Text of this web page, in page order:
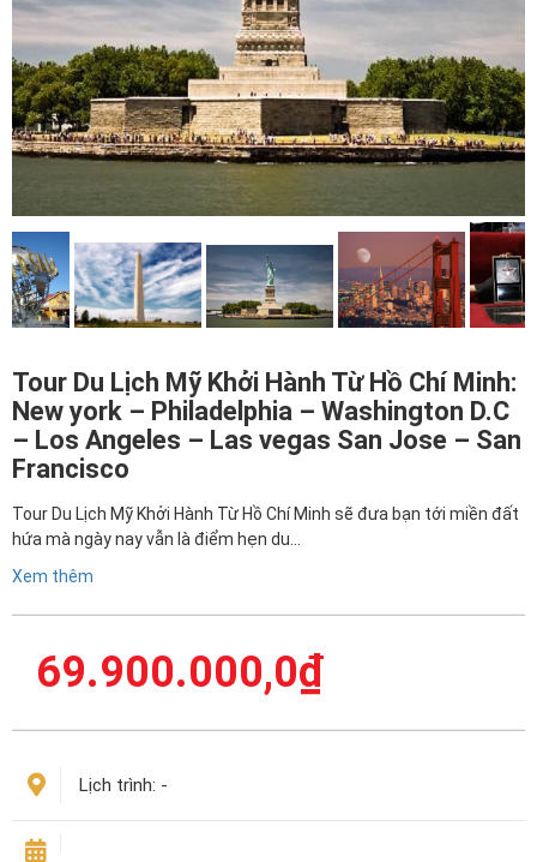
Tour Du Lịch Mỹ Khởi Hành Từ Hồ Chí Minh:
New york – Philadelphia – Washington D.C
– Los Angeles – Las vegas San Jose – San
Francisco
Tour Du Lịch Mỹ Khởi Hành Từ Hồ Chí Minh sẽ đưa bạn tới miền đất
hứa mà ngày nay vẫn là điểm hẹn du…
Xem thêm
69.900.000,0₫
Lịch trình: -